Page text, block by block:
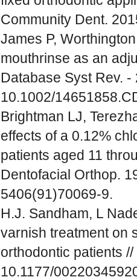
Community Dent.
James P,
mouthrinse as an
Database Syst Rev.
10.1002/
Brightman LJ,
effects of a 0.12%
patients aged 11
Dentofacial Orthop.
5406(91)70069-9.
H.J. Sandham, L
varnish treatment on
orthodontic patients
10.1177/